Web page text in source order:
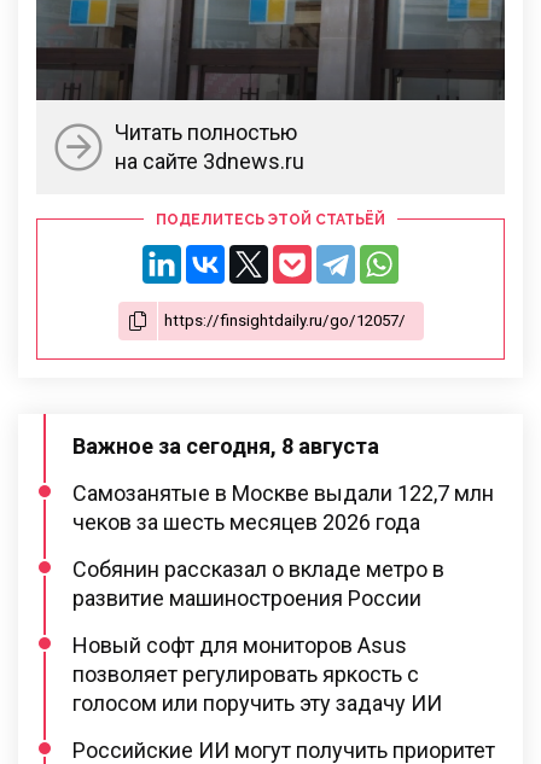
Читать полностью
на сайте 3dnews.ru
ПОДЕЛИТЕСЬ ЭТОЙ СТАТЬЁЙ
Важное за сегодня, 8 августа
Самозанятые в Москве выдали 122,7 млн
чеков за шесть месяцев 2026 года
Собянин рассказал о вкладе метро в
развитие машиностроения России
Новый софт для мониторов Asus
позволяет регулировать яркость с
голосом или поручить эту задачу ИИ
Российские ИИ могут получить приоритет